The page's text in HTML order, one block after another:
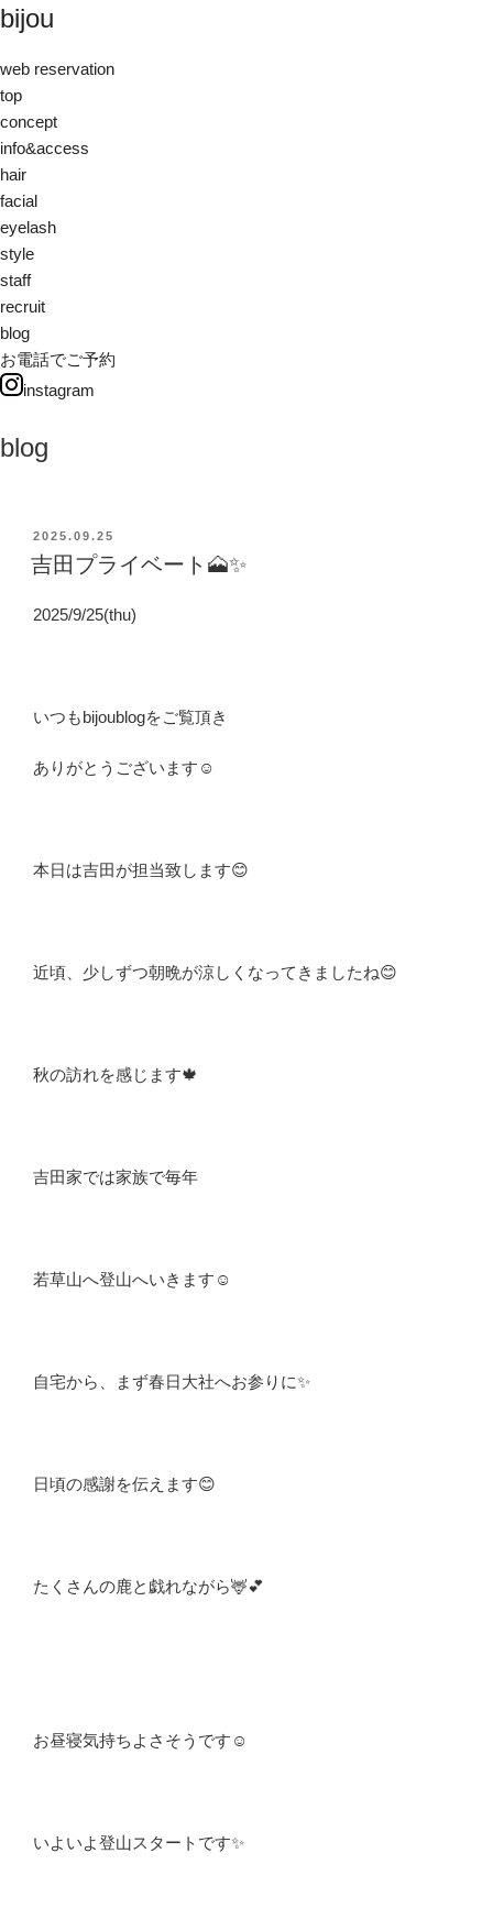
bijou
web reservation
top
concept
info&access
hair
facial
eyelash
style
staff
recruit
blog
お電話でご予約
instagram
blog
投
稿
日:
2025.09.25
吉田プライベート🗻✨
2025/9/25(thu)
いつもbijoublogをご覧頂き
ありがとうございます☺️
本日は吉田が担当致します😊
近頃、少しずつ朝晩が涼しくなってきましたね😊
秋の訪れを感じます🍁
吉田家では家族で毎年
若草山へ登山へいきます☺️
自宅から、まず春日大社へお参りに✨
日頃の感謝を伝えます😊
たくさんの鹿と戯れながら🦌💕
お昼寝気持ちよさそうです☺️
いよいよ登山スタートです✨